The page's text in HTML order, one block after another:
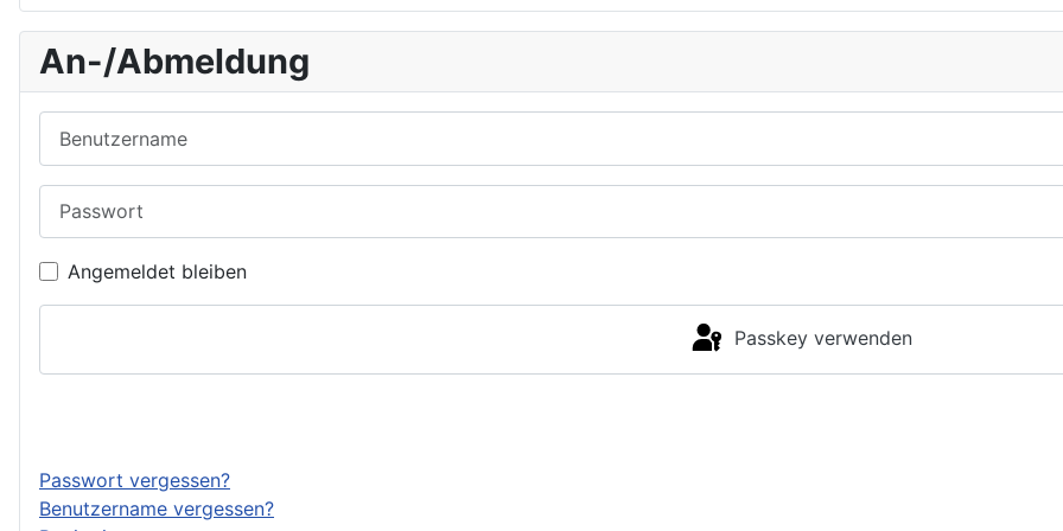
An-/Abmeldung
Angemeldet bleiben
Passkey verwenden
Passwort vergessen?
Benutzername vergessen?